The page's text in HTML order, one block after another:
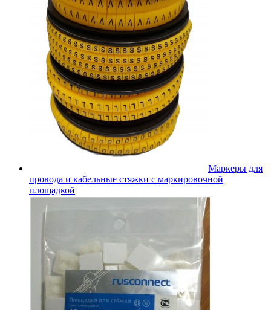
Маркеры для
провода и кабельные стяжки с маркировочной
площадкой